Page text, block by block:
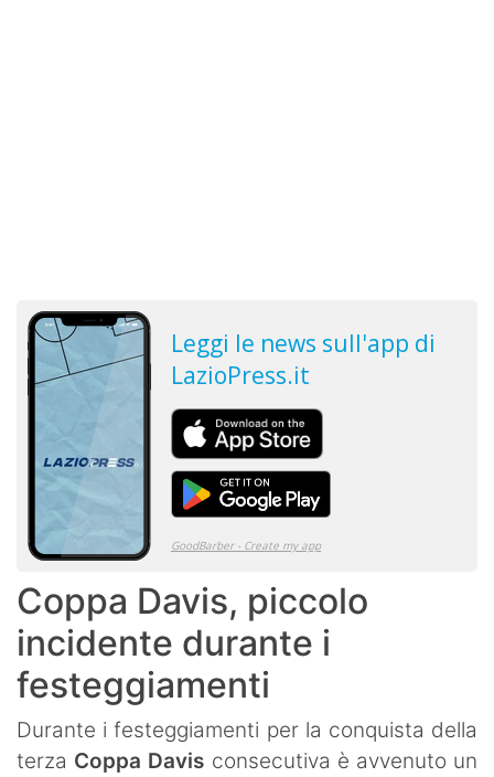
Coppa Davis, piccolo
incidente durante i
festeggiamenti
Durante i festeggiamenti per la conquista della
terza Coppa Davis consecutiva è avvenuto un